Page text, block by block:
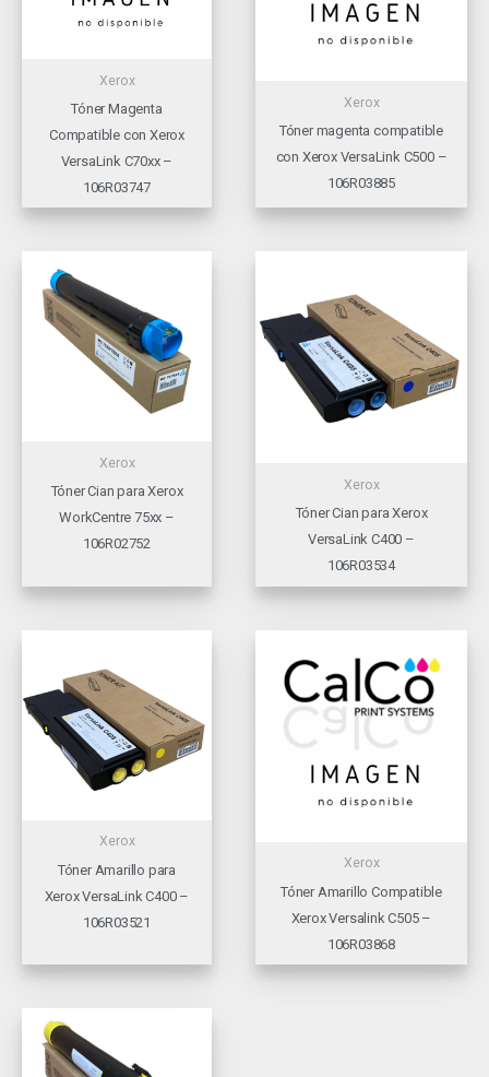
Xerox
Tóner Magenta
Compatible con Xerox
VersaLink C70xx –
106R03747
Xerox
Tóner magenta compatible
con Xerox VersaLink C500 –
106R03885
Xerox
Tóner Cian para Xerox
WorkCentre 75xx –
106R02752
Xerox
Tóner Cian para Xerox
VersaLink C400 –
106R03534
Xerox
Tóner Amarillo para
Xerox VersaLink C400 –
106R03521
Xerox
Tóner Amarillo Compatible
Xerox Versalink C505 –
106R03868